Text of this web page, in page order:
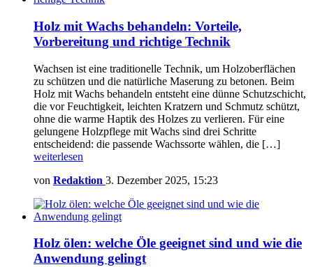
Holz mit Wachs behandeln: Vorteile,
Vorbereitung und richtige Technik
Wachsen ist eine traditionelle Technik, um Holzoberflächen
zu schützen und die natürliche Maserung zu betonen. Beim
Holz mit Wachs behandeln entsteht eine dünne Schutzschicht,
die vor Feuchtigkeit, leichten Kratzern und Schmutz schützt,
ohne die warme Haptik des Holzes zu verlieren. Für eine
gelungene Holzpflege mit Wachs sind drei Schritte
entscheidend: die passende Wachssorte wählen, die […]
weiterlesen
von Redaktion 3. Dezember 2025, 15:23
Holz ölen: welche Öle geeignet sind und wie die
Anwendung gelingt